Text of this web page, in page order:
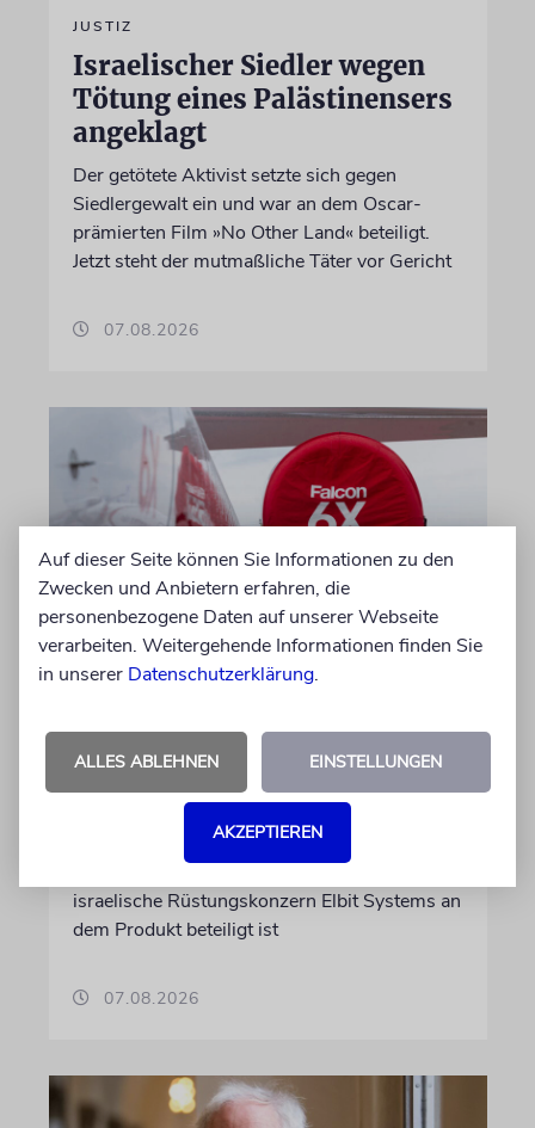
JUSTIZ
Israelischer Siedler wegen
Tötung eines Palästinensers
angeklagt
Der getötete Aktivist setzte sich gegen
Siedlergewalt ein und war an dem Oscar-
prämierten Film »No Other Land« beteiligt.
Jetzt steht der mutmaßliche Täter vor Gericht
07.08.2026
Irisches Regierungsflugzeug
kann nicht mehr im Nebel
landen
Beim Kauf der Maschine wurde bewusst auf
das System »FalconEye« verzichtet, weil der
israelische Rüstungskonzern Elbit Systems an
dem Produkt beteiligt ist
07.08.2026
Auf dieser Seite können Sie Informationen zu den
Zwecken und Anbietern erfahren, die
personenbezogene Daten auf unserer Webseite
verarbeiten. Weitergehende Informationen finden Sie
in unserer Datenschutzerklärung.
ALLES ABLEHNEN EINSTELLUNGEN
AKZEPTIEREN